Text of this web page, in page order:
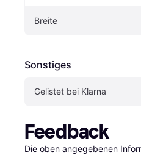
Breite
Sonstiges
Gelistet bei Klarna
Feedback
Die oben angegebenen